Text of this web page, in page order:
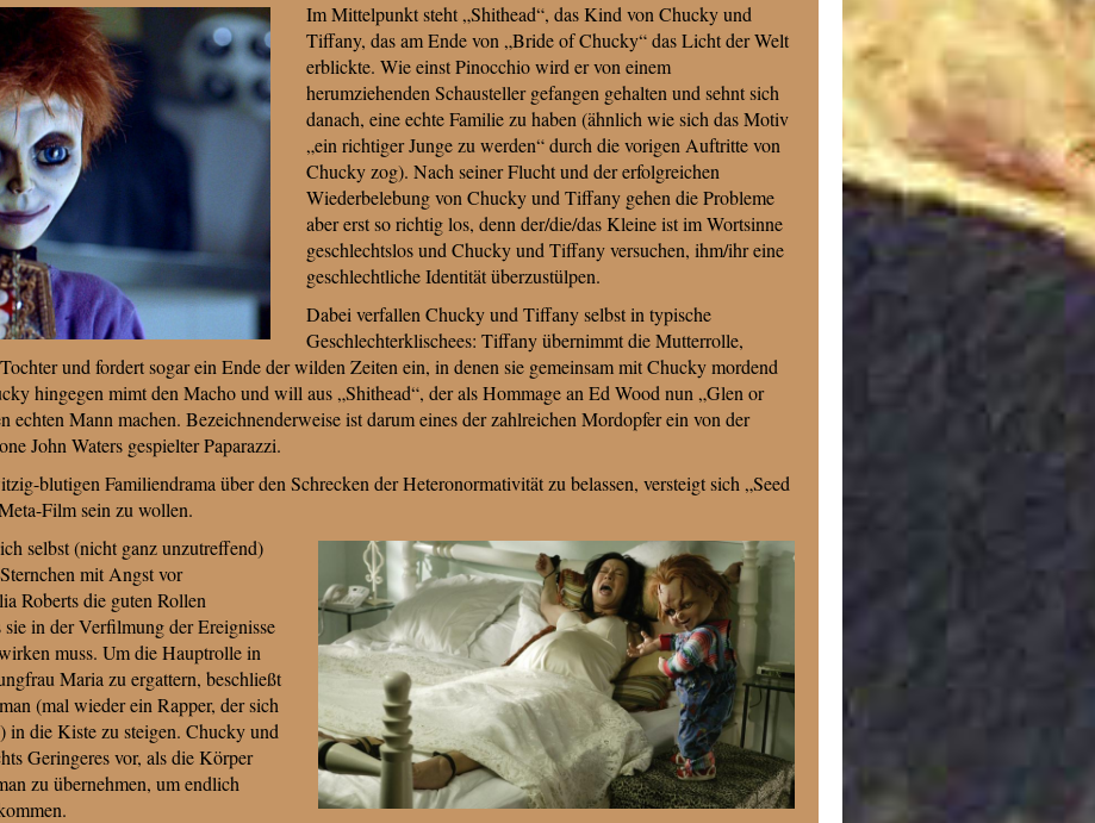
Im Mittelpunkt steht „Shithead“, das Kind von Chucky und
Tiffany, das am Ende von „Bride of Chucky“ das Licht der Welt
erblickte. Wie einst Pinocchio wird er von einem
herumziehenden Schausteller gefangen gehalten und sehnt sich
danach, eine echte Familie zu haben (ähnlich wie sich das Motiv
„ein richtiger Junge zu werden“ durch die vorigen Auftritte von
Chucky zog). Nach seiner Flucht und der erfolgreichen
Wiederbelebung von Chucky und Tiffany gehen die Probleme
aber erst so richtig los, denn der/die/das Kleine ist im Wortsinne
geschlechtslos und Chucky und Tiffany versuchen, ihm/ihr eine
geschlechtliche Identität überzustülpen.
Dabei verfallen Chucky und Tiffany selbst in typische
Geschlechterklischees: Tiffany übernimmt die Mutterrolle,
und fordert sogar ein Ende der wilden Zeiten ein, in denen sie gemeinsam mit Chucky mordend
hingegen mimt den Macho und will aus „Shithead“, der als Hommage an Ed Wood nun „Glen or
echten Mann machen. Bezeichnenderweise ist darum eines der zahlreichen Mordopfer ein von der
John Waters gespielter Paparazzi.
blutigen Familiendrama über den Schrecken der Heteronormativität zu belassen, versteigt sich „Seed
Film sein zu wollen.
selbst (nicht ganz unzutreffend)
mit Angst vor
Roberts die guten Rollen
sie in der Verfilmung der Ereignisse
muss. Um die Hauptrolle in
Maria zu ergattern, beschließt
(mal wieder ein Rapper, der sich
in die Kiste zu steigen. Chucky und
Geringeres vor, als die Körper
zu übernehmen, um endlich